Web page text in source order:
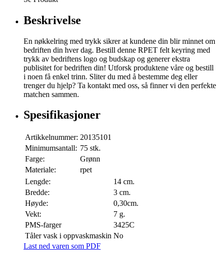
Beskrivelse
En nøkkelring med trykk sikrer at kundene din blir minnet om
bedriften din hver dag. Bestill denne RPET felt keyring med
trykk av bedriftens logo og budskap og generer ekstra
publisitet for bedriften din! Utforsk produktene våre og bestill
i noen få enkel trinn. Sliter du med å bestemme deg eller
trenger du hjelp? Ta kontakt med oss, så finner vi den perfekte
matchen sammen.
Spesifikasjoner
Artikkelnummer: 20135101
Minimumsantall: 75 stk.
Farge:
Grønn
Materiale:
rpet
Lengde:
14 cm.
Bredde:
3 cm.
Høyde:
0,30cm.
Vekt:
7 g.
PMS-farger
3425C
Tåler vask i oppvaskmaskin No
Last ned varen som PDF